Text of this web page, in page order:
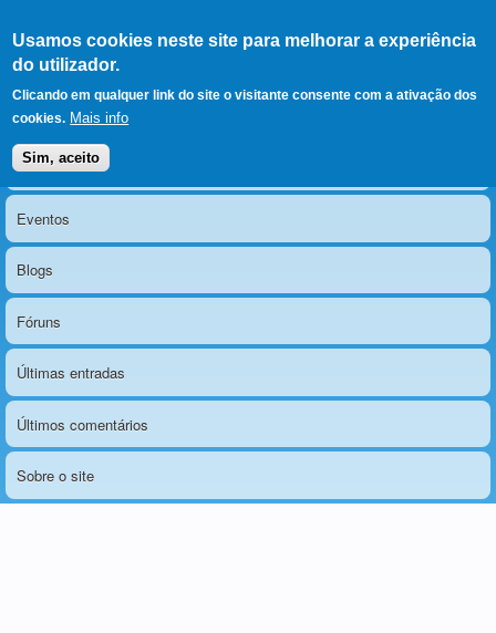
Usamos cookies neste site para melhorar a experiência
do utilizador.
Clicando em qualquer link do site o visitante consente com a ativação dos
cookies. Mais info
Sim, aceito
LERPARAVER , ir para a
página principal
O portal da visão diferente
Menu principal
Notícias
Eventos
Blogs
Fóruns
Últimas entradas
Últimos comentários
Sobre o site